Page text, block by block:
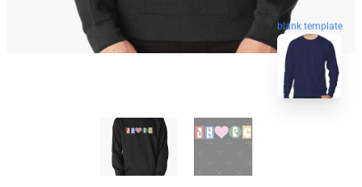
blank template